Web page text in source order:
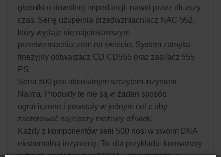
głośniki o dowolnej impedancji, nawet przez dłuższy
czas. Serię uzupełnia przedwzmacniacz NAC 552,
który wydaje się najciekawszym
przedwzmacniaczem na świecie. System zamyka
finezyjny odtwarzacz CD CD555 oraz zasilacz 555
PS.
Seria 500 jest absolutnym szczytem inżynierii
Naima. Produkty te nie są w żaden sposób
ograniczone i powstały w jednym celu: aby
zaoferować najlepszy możliwy dźwięk.
Każdy z komponentów serii 500 nosi w swoim DNA
ekstremalną inżynierię. To, dla przykładu: konwertery